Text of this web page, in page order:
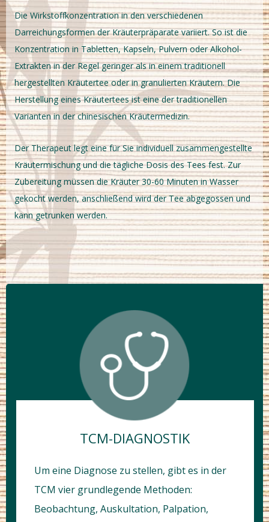
Die Wirkstoffkonzentration in den verschiedenen
Darreichungsformen der Kräuterpräparate variiert. So ist die
Konzentration in Tabletten, Kapseln, Pulvern oder Alkohol-
Extrakten in der Regel geringer als in einem traditionell
hergestellten Kräutertee oder in granulierten Kräutern. Die
Herstellung eines Kräutertees ist eine der traditionellen
Varianten in der chinesischen Kräutermedizin.
Der Therapeut legt eine für Sie individuell zusammengestellte
Kräutermischung und die tägliche Dosis des Tees fest. Zur
Zubereitung müssen die Kräuter 30-60 Minuten in Wasser
gekocht werden, anschließend wird der Tee abgegossen und
kann getrunken werden.
TCM-DIAGNOSTIK
Um eine Diagnose zu stellen, gibt es in der
TCM vier grundlegende Methoden:
Beobachtung, Auskultation, Palpation,